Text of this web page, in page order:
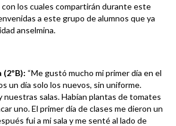
los cuales compartirán durante este
a este grupo de alumnos que ya
anselmina.
“Me gustó mucho mi primer día en el
un día solo los nuevos, sin uniforme.
nuestras salas. Habían plantas de tomates
uno. El primer día de clases me dieron un
fui a mi sala y me senté al lado de